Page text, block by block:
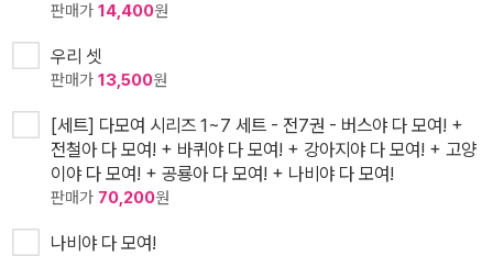
판매가 14,400원
우리 셋
판매가 13,500원
[세트] 다모여 시리즈 1~7 세트 - 전7권 - 버스야 다 모여! +
전철아 다 모여! + 바퀴야 다 모여! + 강아지야 다 모여! + 고양
이야 다 모여! + 공룡아 다 모여! + 나비야 다 모여!
판매가 70,200원
나비야 다 모여!